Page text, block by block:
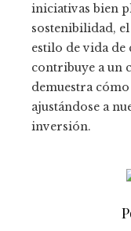
iniciativas bien
sostenibilidad, el
estilo de vida de
contribuye a un
demuestra
ajustándose a
inversión.